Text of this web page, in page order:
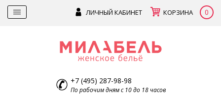
ЛИЧНЫЙ КАБИНЕТ КОРЗИНА 0
+7 (495) 287-98-98
По рабочим дням с 10 до 18 часов